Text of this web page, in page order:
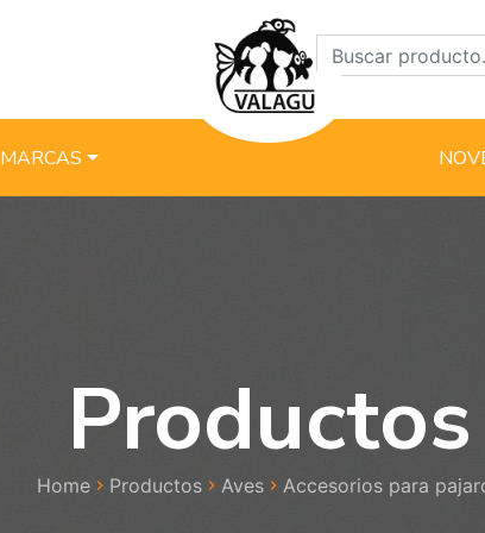
MARCAS
Productos
Home Productos Aves Accesorios para